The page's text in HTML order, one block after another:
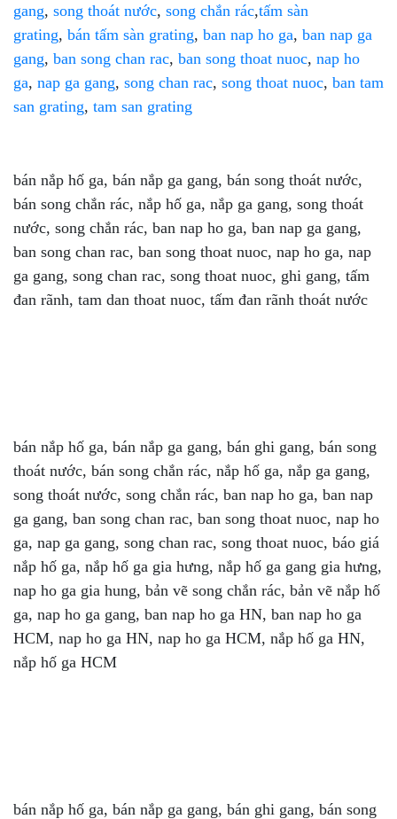
gang, song thoát nước, song chắn rác,tấm sàn
grating, bán tấm sàn grating, ban nap ho ga, ban nap ga
gang, ban song chan rac, ban song thoat nuoc, nap ho
ga, nap ga gang, song chan rac, song thoat nuoc, ban tam
san grating, tam san grating
bán nắp hố ga, bán nắp ga gang, bán song thoát nước,
bán song chắn rác, nắp hố ga, nắp ga gang, song thoát
nước, song chắn rác, ban nap ho ga, ban nap ga gang,
ban song chan rac, ban song thoat nuoc, nap ho ga, nap
ga gang, song chan rac, song thoat nuoc, ghi gang, tấm
đan rãnh, tam dan thoat nuoc, tấm đan rãnh thoát nước
bán nắp hố ga, bán nắp ga gang, bán ghi gang, bán song
thoát nước, bán song chắn rác, nắp hố ga, nắp ga gang,
song thoát nước, song chắn rác, ban nap ho ga, ban nap
ga gang, ban song chan rac, ban song thoat nuoc, nap ho
ga, nap ga gang, song chan rac, song thoat nuoc, báo giá
nắp hố ga, nắp hố ga gia hưng, nắp hố ga gang gia hưng,
nap ho ga gia hung, bản vẽ song chắn rác, bản vẽ nắp hố
ga, nap ho ga gang, ban nap ho ga HN, ban nap ho ga
HCM, nap ho ga HN, nap ho ga HCM, nắp hố ga HN,
nắp hố ga HCM
bán nắp hố ga, bán nắp ga gang, bán ghi gang, bán song